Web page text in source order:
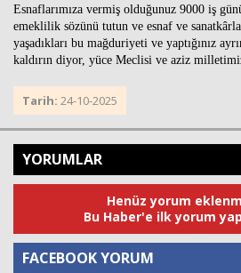
Esnaflarımıza vermiş olduğunuz 9000 iş
emeklilik sözünü tutun ve esnaf ve
yaşadıkları bu mağduriyeti ve yaptığınız
kaldırın diyor, yüce Meclisi ve aziz
Tarih: 24-10-2025
YORUMLAR
Henüz yorum
Bu Haber'e ilk yorum
FACEBOOK YORUM